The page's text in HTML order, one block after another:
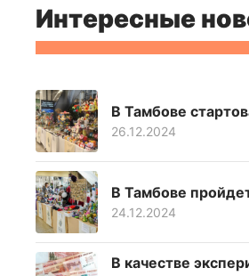
Интересные
В Тамбове
26.12.2024
В Тамбове
24.12.2024
В качестве